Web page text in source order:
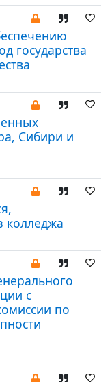
государства
Сибири и
колледжа
с
по